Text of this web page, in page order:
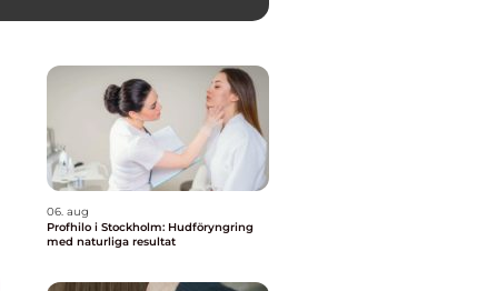
06. aug
Profhilo i Stockholm: Hudföryngring
med naturliga resultat